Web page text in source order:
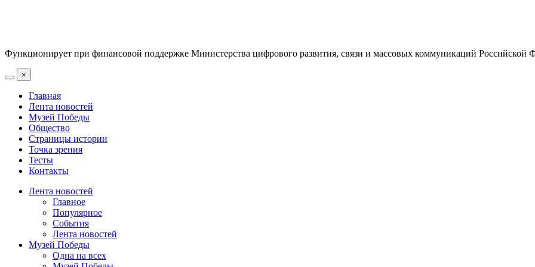
Функционирует при финансовой поддержке Министерства цифрового развития, связи и массовых коммуникаций Российской
×
Главная
Лента новостей
Музей Победы
Общество
Страницы истории
Точка зрения
Тесты
Контакты
Лента новостей
Главное
Популярное
События
Лента новостей
Музей Победы
Одна на всех